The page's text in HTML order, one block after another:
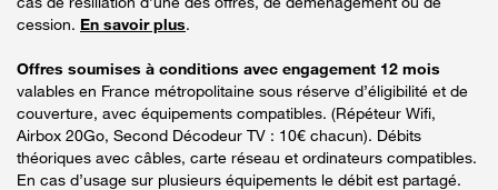
cession. En savoir plus.
Offres soumises à conditions avec engagement 12 mois
valables en France métropolitaine sous réserve d’éligibilité et de
couverture, avec équipements compatibles. (Répéteur Wifi,
Airbox 20Go, Second Décodeur TV : 10€ chacun). Débits
théoriques avec câbles, carte réseau et ordinateurs compatibles.
En cas d’usage sur plusieurs équipements le débit est partagé.